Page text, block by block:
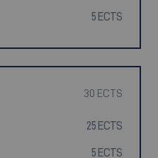
5 ECTS
30 ECTS
25 ECTS
5 ECTS